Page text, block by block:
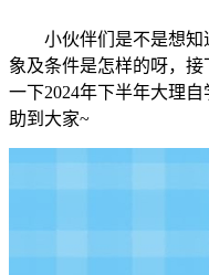
小伙伴们是不是想知
象及条件是怎样的呀，接
一下2024年下半年大理
助到大家~